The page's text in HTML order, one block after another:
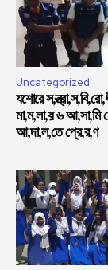
Uncategorized
যশোরে
মা,ম,লা,য় ৬ আ,সা,মি
আ,দা,ল,তে প্রে,র,ণ